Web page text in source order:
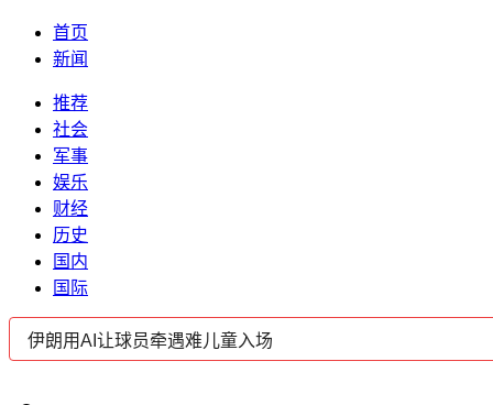
首页
新闻
推荐
社会
军事
娱乐
财经
历史
国内
国际